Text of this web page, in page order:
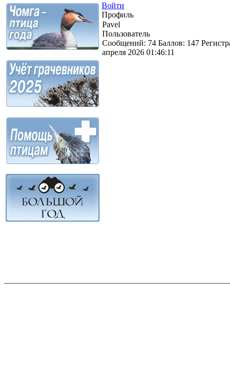
Войти
Профиль
Pavel
Пользователь
Сообщений: 74 Баллов: 147
апреля 2026 01:46:11